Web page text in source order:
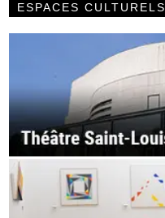
ESPACES CULTURELS